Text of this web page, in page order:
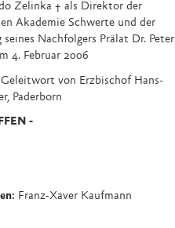
Zelinka † als Direktor der
Akademie Schwerte und der
seines Nachfolgers Prälat Dr. Peter
4. Februar 2006
von Erzbischof Hans-
Paderborn
-
Franz-Xaver Kaufmann